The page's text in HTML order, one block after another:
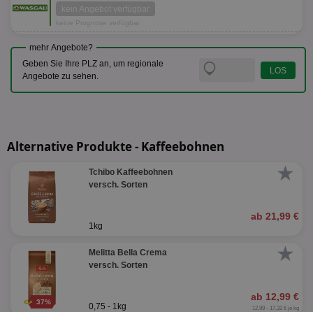
kein Angebot verfügbar
keine Prognose verfügbar
mehr Angebote?
Geben Sie Ihre PLZ an, um regionale
Angebote zu sehen.
Alternative Produkte - Kaffeebohnen
★
Tchibo Kaffeebohnen
versch. Sorten
ab 21,99 €
1kg
★
37%
Melitta Bella Crema
versch. Sorten
ab 12,99 €
0,75 - 1kg 12,99 - 17,32 € je kg